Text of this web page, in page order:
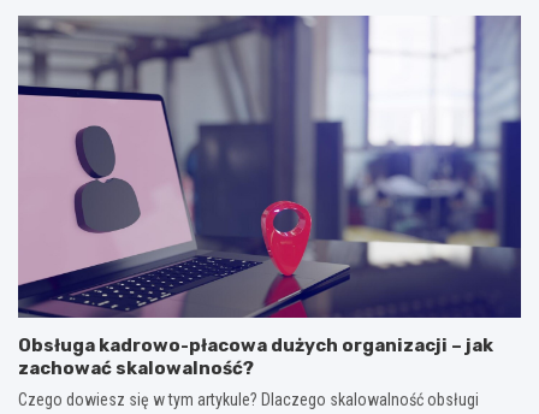
Obsługa kadrowo-płacowa dużych organizacji – jak
zachować skalowalność?
Czego dowiesz się w tym artykule? Dlaczego skalowalność obsługi